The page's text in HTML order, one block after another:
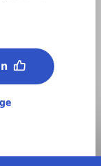
02t79810420095